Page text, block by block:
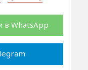
в WhatsApp